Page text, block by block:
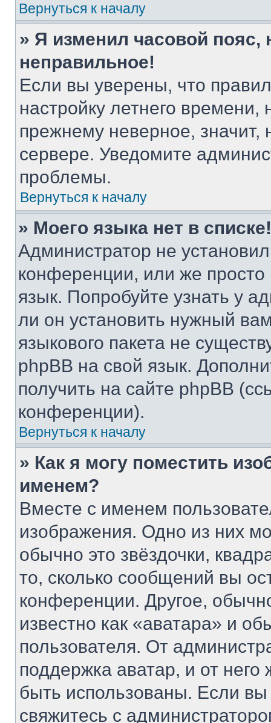
Вернуться к началу
» Я изменил часовой пояс,
неправильное!
Если вы уверены, что
настройку летнего
прежнему неверное, значит,
сервере. Уведомите
проблемы.
Вернуться к началу
» Моего языка нет в списке!
Администратор не
конференции, или же
язык. Попробуйте узнать у
ли он установить нужный
языкового пакета не
phpBB на свой язык.
получить на сайте phpBB
конференции).
Вернуться к началу
» Как я могу поместить
именем?
Вместе с именем
изображения. Одно из них
обычно это звёздочки,
то, сколько сообщений вы
конференции. Другое,
известно как «аватара» и
пользователя. От
поддержка аватар, и от него
быть использованы. Если
свяжитесь с